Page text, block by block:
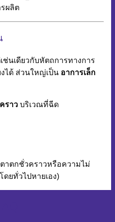
ผลิต
นเดียวกับหัตถการทางการ
ได้ ส่วนใหญ่เป็น อาการเล็ก
ราว บริเวณที่ฉีด
าตกชั่วคราวหรือความไม่
ยทั่วไปหายเอง)